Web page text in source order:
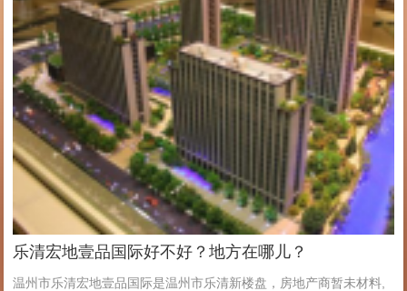
乐清宏地壹品国际好不好？地方在哪儿？
温州市乐清宏地壹品国际是温州市乐清新楼盘，房地产商暂未材料,